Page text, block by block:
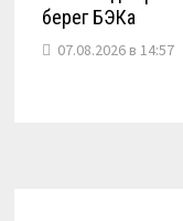
берег БЭКа
07.08.2026 в 14:57